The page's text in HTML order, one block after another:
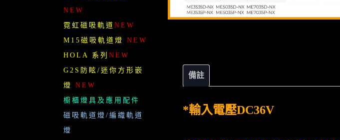
NEW
霓虹磁吸軌道 NEW
M15磁吸軌道燈 NEW
HOLA 系列 NEW
G2S防眩/迷你方形嵌
燈 NEW
櫥櫃燈具及應用配件
磁吸軌道燈/編織軌道
燈
備註
*輸入電壓DC36V